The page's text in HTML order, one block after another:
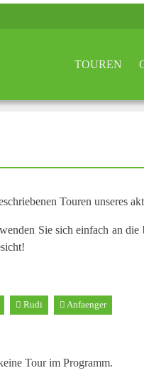
TOUREN
Touren unseres
Sie sich einfach an die
Rudi Anfaenger
Tour im Programm.